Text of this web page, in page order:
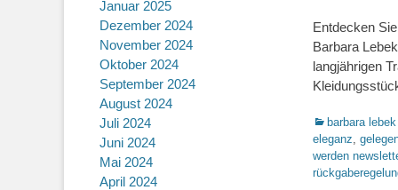
Entdecken
Barbara
langjährigen
Kategorien
barbara lebek
eleganz
werden
Januar 2025
Dezember 2024
November 2024
Oktober 2024
September 2024
August 2024
Juli 2024
Juni 2024
Mai 2024
April 2024